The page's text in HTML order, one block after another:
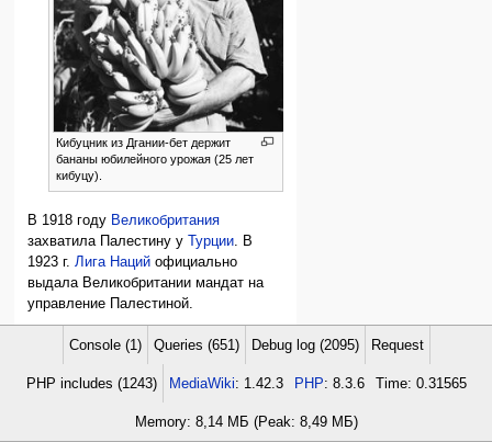
Кибуцник из Дгании-бет держит
бананы юбилейного урожая (25 лет
кибуцу).
В 1918 году Великобритания
захватила Палестину уТурции . В
1923 г. Лига Наций официально
выдала Великобритании мандат на
управление Палестиной.
своим флагом и гражданством.
поехали заселять его и создали там
своё общество (ишув
), обладавшее
Console (1) Queries (651) Debug log (2095) Request
PHP includes (1243) MediaWiki: 1.42.3 PHP: 8.3.6 Time: 0.31565
Memory: 8,14 МБ (Peak: 8,49 МБ)